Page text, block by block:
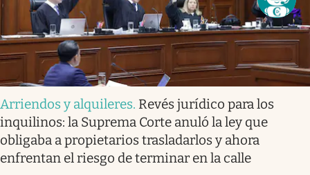
Arriendos y alquileres. Revés jurídico para los
inquilinos: la Suprema Corte anuló la ley que
obligaba a propietarios trasladarlos y ahora
enfrentan el riesgo de terminar en la calle